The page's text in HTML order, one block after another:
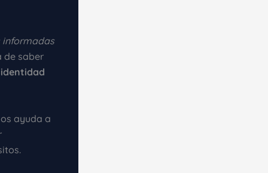
informadas
de saber
identidad
ayuda a